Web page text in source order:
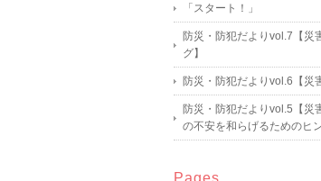
「スタート！」
防災・防犯だよりvol.7【災
グ】
防災・防犯だよりvol.6【災
防災・防犯だよりvol.5【災
の不安を和らげるためのヒン
Pages